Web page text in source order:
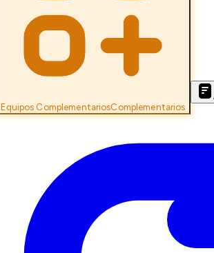
Equipos ComplementariosComplementarios